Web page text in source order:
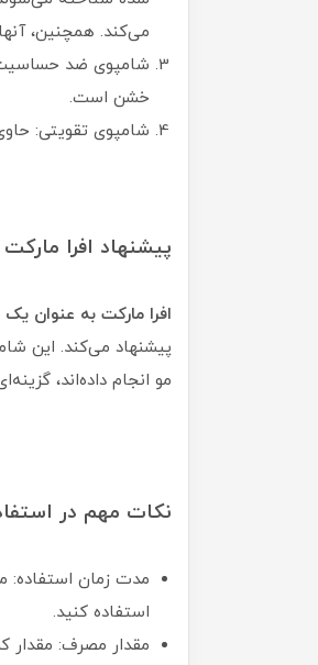
می‌کند. همچنین،
شامپوی ضد
خشن است.
شامپوی تقویتی:
پیشنهاد افرا مارکت
افرا مارکت به عنوان
پیشنهاد می‌کند. این
مو انجام داده‌اند،
نکات مهم در
مدت زمان استفاده:
استفاده کنید.
مقدار مصرف: مقدار